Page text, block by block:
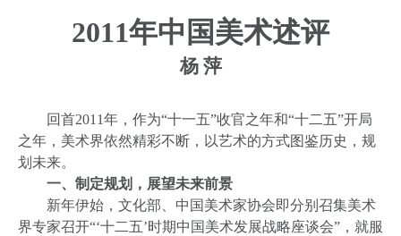
2011年中国美术述评
杨 萍
回首2011年，作为“十一五”收官之年和“十二五”开局
之年，美术界依然精彩不断，以艺术的方式图鉴历史，规
划未来。
一、制定规划，展望未来前景
新年伊始，文化部、中国美术家协会即分别召集美术
界专家召开“‘十二五’时期中国美术发展战略座谈会”，就服